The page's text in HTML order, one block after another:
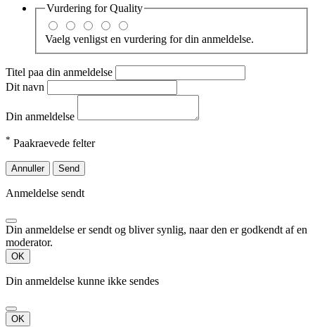
Vurdering forQuality
Vaelg venligst en vurdering for din anmeldelse.
Titel paa din anmeldelse
Dit navn
Din anmeldelse
* Paakraevede felter
Annuller Send
Anmeldelse sendt
Din anmeldelse er sendt og bliver synlig, naar den er godkendt af en
moderator.
OK
Din anmeldelse kunne ikke sendes
OK